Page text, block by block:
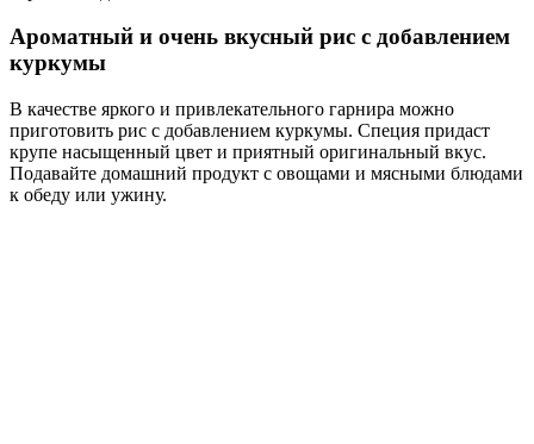
Ароматный и очень вкусный рис с добавлением
куркумы
В качестве яркого и привлекательного гарнира можно
приготовить рис с добавлением куркумы. Специя придаст
крупе насыщенный цвет и приятный оригинальный вкус.
Подавайте домашний продукт с овощами и мясными блюдами
к обеду или ужину.